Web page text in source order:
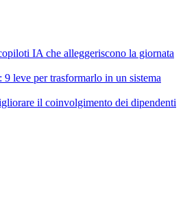
IA che alleggeriscono la giornata
leve per trasformarlo in un sistema
il coinvolgimento dei dipendenti